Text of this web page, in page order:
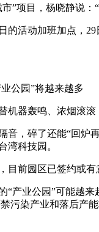
”项目，杨晓静说
的活动加班加点，
公园”将越来越多
器轰鸣、浓烟滚滚
，碎了还能“回炉
湾科技园。
前园区已签约或有
产业公园”可能越来
污染产业和落后产